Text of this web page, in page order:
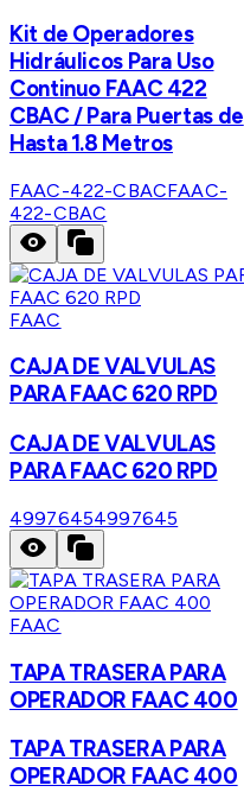
Kit de Operadores
Hidráulicos Para Uso
Continuo FAAC 422
CBAC / Para Puertas de
Hasta 1.8 Metros
FAAC-422-CBACFAAC-
422-CBAC
FAAC
CAJA DE VALVULAS
PARA FAAC 620 RPD
CAJA DE VALVULAS
PARA FAAC 620 RPD
49976454997645
FAAC
TAPA TRASERA PARA
OPERADOR FAAC 400
TAPA TRASERA PARA
OPERADOR FAAC 400